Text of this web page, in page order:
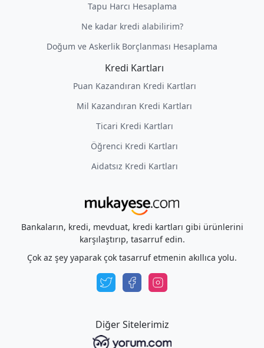
Tapu Harcı Hesaplama
Ne kadar kredi alabilirim?
Doğum ve Askerlik Borçlanması Hesaplama
Kredi Kartları
Puan Kazandıran Kredi Kartları
Mil Kazandıran Kredi Kartları
Ticari Kredi Kartları
Öğrenci Kredi Kartları
Aidatsız Kredi Kartları
Bankaların, kredi, mevduat, kredi kartları gibi ürünlerini
karşılaştırıp, tasarruf edin.
Çok az şey yaparak çok tasarruf etmenin akıllıca yolu.
Diğer Sitelerimiz